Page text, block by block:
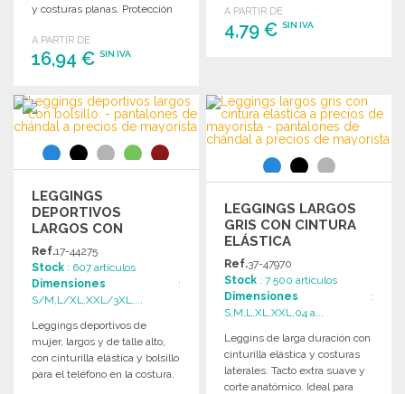
y costuras planas. Protección
A PARTIR DE
16,94 € SIN IVA
PEDIR
Solicitar un presupuesto
A PARTIR DE
4,79 €SIN IVA
Solicitar un presupuesto
LEGGINGS
DEPORTIVOS
LARGOS CON
BOLSILLO. A PRECIOS
DE MAYORISTA
Ref.17-44275
Stock : 607 artículos
Dimensiones :
S/M,L/XL,XXL/3XL,...
Leggings deportivos de
mujer, largos y de talle alto,
con cinturilla elástica y bolsillo
para el teléfono en la costura.
LEGGINGS LARGOS
GRIS CON CINTURA
ELÁSTICA
Ref.37-47970
Stock : 7 500 artículos
Dimensiones :
S,M,L,XL,XXL,04 a...
Leggins de larga duración con
cinturilla elástica y costuras
laterales. Tacto extra suave y
corte anatómico. Ideal para